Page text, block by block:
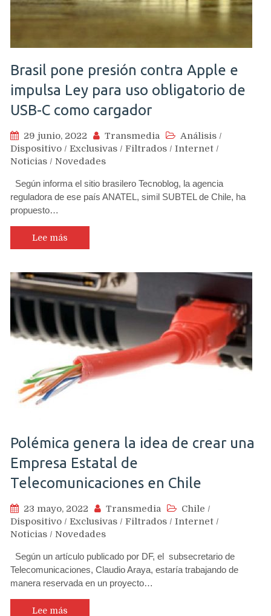
Brasil pone presión contra Apple e
impulsa Ley para uso obligatorio de
USB-C como cargador
29 junio, 2022 Transmedia Análisis /
Dispositivo / Exclusivas / Filtrados / Internet /
Noticias / Novedades
Según informa el sitio brasilero Tecnoblog, la agencia
reguladora de ese país ANATEL, simil SUBTEL de Chile, ha
propuesto…
Lee más
Polémica genera la idea de crear una
Empresa Estatal de
Telecomunicaciones en Chile
23 mayo, 2022 Transmedia Chile /
Dispositivo / Exclusivas / Filtrados / Internet /
Noticias / Novedades
Según un artículo publicado por DF, el subsecretario de
Telecomunicaciones, Claudio Araya, estaría trabajando de
manera reservada en un proyecto…
Lee más